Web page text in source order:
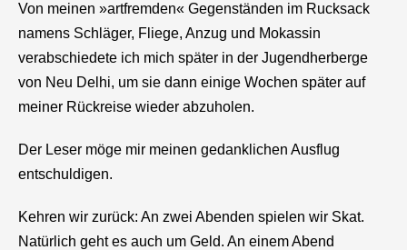
Von meinen »artfremden« Gegenständen im Rucksack
namens Schläger, Fliege, Anzug und Mokassin
verabschiedete ich mich später in der Jugendherberge
von Neu Delhi, um sie dann einige Wochen später auf
meiner Rückreise wieder abzuholen.
Der Leser möge mir meinen gedanklichen Ausflug
entschuldigen.
Kehren wir zurück: An zwei Abenden spielen wir Skat.
Natürlich geht es auch um Geld. An einem Abend